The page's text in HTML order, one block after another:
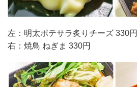
左：明太ポテサラ炙りチーズ 330円
右：焼鳥 ねぎま 330円